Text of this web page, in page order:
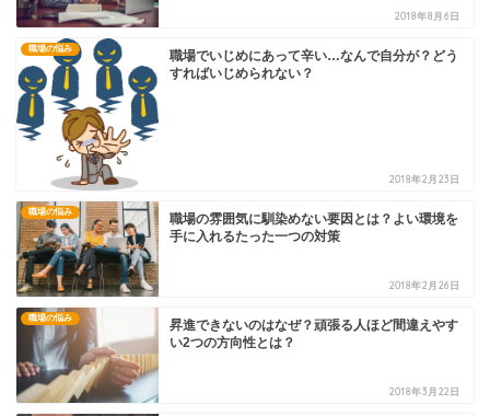
2018年8月6日
職場の悩み
職場でいじめにあって辛い…なんで自分が？どう
すればいじめられない？
2018年2月23日
職場の悩み
職場の雰囲気に馴染めない要因とは？よい環境を
手に入れるたった一つの対策
2018年2月26日
職場の悩み
昇進できないのはなぜ？頑張る人ほど間違えやす
い2つの方向性とは？
2018年3月22日